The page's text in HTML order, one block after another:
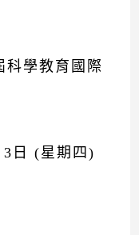
科學教育國際
日 (星期四)